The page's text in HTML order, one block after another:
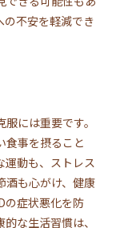
の不安を軽減でき
には重要です。
食事を摂ること
運動も、ストレス
酒も心がけ、健康
の症状悪化を防
な生活習慣は、